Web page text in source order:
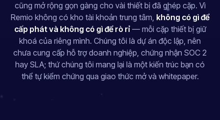
cũng mở rộng gọn gàng cho vài thiết bị đã ghép cặp. Vì
Remio không có kho tài khoản trung tâm, không có gì để
cấp phát và không có gì để rò rỉ— mỗi cặp thiết bị giữ
khoá của riêng mình. Chúng tôi là dự án độc lập, nên
chưa cung cấp hỗ trợ doanh nghiệp, chứng nhận SOC 2
hay SLA; thứ chúng tôi mang lại là một kiến trúc bạn có
thể tự kiểm chứng qua giao thức mở và whitepaper.